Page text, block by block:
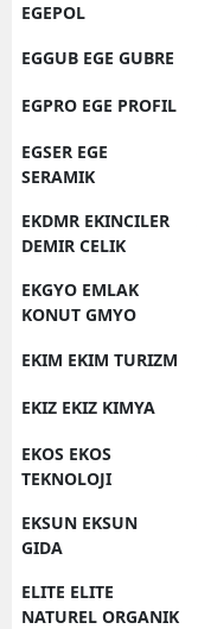
EGEPOL
EGGUB EGE GUBRE
EGPRO EGE PROFIL
EGSER EGE
SERAMIK
EKDMR EKINCILER
DEMIR CELIK
EKGYO EMLAK
KONUT GMYO
EKIM EKIM TURIZM
EKIZ EKIZ KIMYA
EKOS EKOS
TEKNOLOJI
EKSUN EKSUN
GIDA
ELITE ELITE
NATUREL ORGANIK